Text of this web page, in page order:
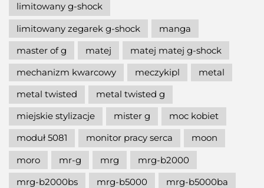
limitowany g-shock
limitowany zegarek g-shock
manga
master of g
matej
matej matej g-shock
mechanizm kwarcowy
meczykipl
metal
metal twisted
metal twisted g
miejskie stylizacje
mister g
moc kobiet
moduł 5081
monitor pracy serca
moon
moro
mr-g mrg
mrg-b2000
mrg-b2000bs
mrg-b5000
mrg-b5000ba